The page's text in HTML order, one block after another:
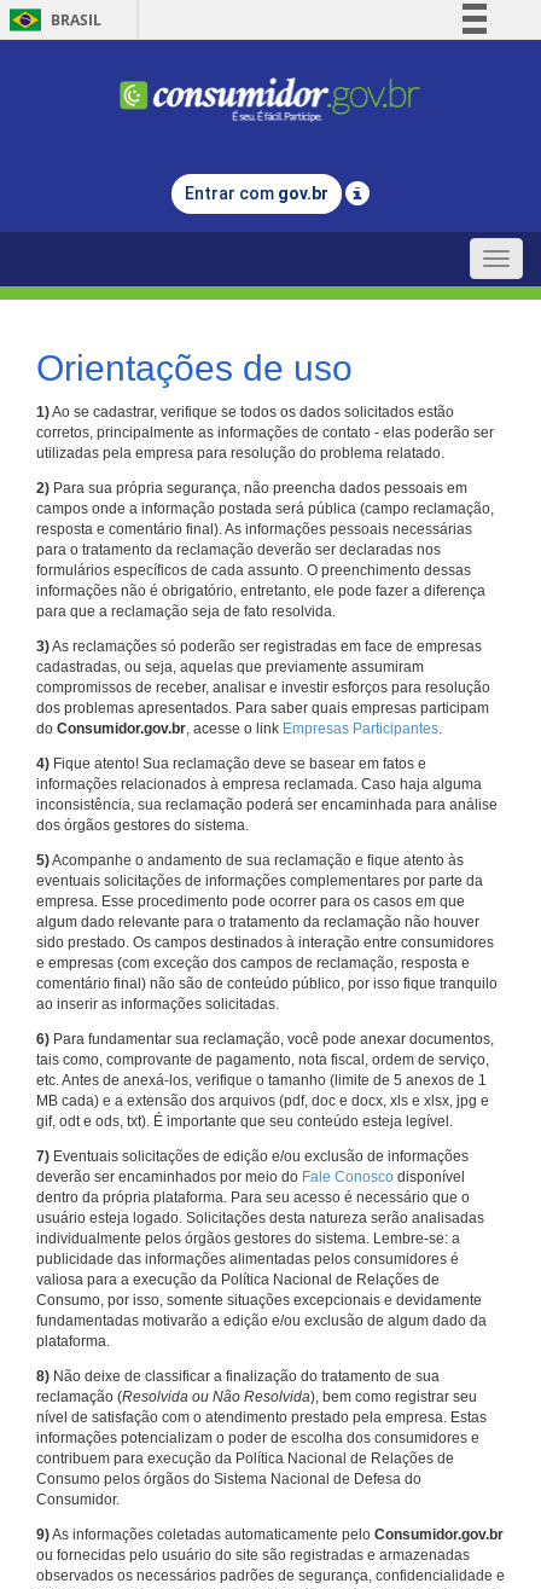
BRASIL
Comunica BR
Legislação
Entrar com gov.br
Toggle
Orientações de uso
1)Ao se cadastrar, verifique se todos os dados solicitados estão
corretos, principalmente as informações de contato - elas poderão ser
utilizadas pela empresa para resolução do problema relatado.
2) Para sua própria segurança, não preencha dados pessoais em
campos onde a informação postada será pública (campo reclamação,
resposta e comentário final). As informações pessoais necessárias
para o tratamento da reclamação deverão ser declaradas nos
formulários específicos de cada assunto. O preenchimento dessas
informações não é obrigatório, entretanto, ele pode fazer a diferença
para que a reclamação seja de fato resolvida.
3)As reclamações só poderão ser registradas em face de empresas
cadastradas, ou seja, aquelas que previamente assumiram
compromissos de receber, analisar e investir esforços para resolução
dos problemas apresentados. Para saber quais empresas participam
do Consumidor.gov.br, acesse o link Empresas Participantes.
4) Fique atento! Sua reclamação deve se basear em fatos e
informações relacionados à empresa reclamada. Caso haja alguma
inconsistência, sua reclamação poderá ser encaminhada para análise
dos órgãos gestores do sistema.
5)Acompanhe o andamento de sua reclamação e fique atento às
eventuais solicitações de informações complementares por parte da
empresa. Esse procedimento pode ocorrer para os casos em que
algum dado relevante para o tratamento da reclamação não houver
sido prestado. Os campos destinados à interação entre consumidores
e empresas (com exceção dos campos de reclamação, resposta e
comentário final) não são de conteúdo público, por isso fique tranquilo
ao inserir as informações solicitadas.
6) Para fundamentar sua reclamação, você pode anexar documentos,
tais como, comprovante de pagamento, nota fiscal, ordem de serviço,
etc. Antes de anexá-los, verifique o tamanho (limite de 5 anexos de 1
MB cada) e a extensão dos arquivos (pdf, doc e docx, xls e xlsx, jpg e
gif, odt e ods, txt). É importante que seu conteúdo esteja legível.
7) Eventuais solicitações de edição e/ou exclusão de informações
deverão ser encaminhados por meio do Fale Conosco disponível
dentro da própria plataforma. Para seu acesso é necessário que o
usuário esteja logado. Solicitações desta natureza serão analisadas
individualmente pelos órgãos gestores do sistema. Lembre-se: a
publicidade das informações alimentadas pelos consumidores é
valiosa para a execução da Política Nacional de Relações de
Consumo, por isso, somente situações excepcionais e devidamente
fundamentadas motivarão a edição e/ou exclusão de algum dado da
plataforma.
8) Não deixe de classificar a finalização do tratamento de sua
reclamação (Resolvida ou Não Resolvida), bem como registrar seu
nível de satisfação com o atendimento prestado pela empresa. Estas
informações potencializam o poder de escolha dos consumidores e
contribuem para execução da Política Nacional de Relações de
Consumo pelos órgãos do Sistema Nacional de Defesa do
Consumidor.
9)As informações coletadas automaticamente pelo Consumidor.gov.br
ou fornecidas pelo usuário do site são registradas e armazenadas
observados os necessários padrões de segurança, confidencialidade e